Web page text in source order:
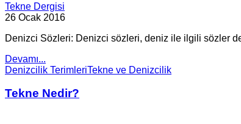
Tekne Dergisi
26 Ocak 2016
Denizci Sözleri: Denizci sözleri, deniz ile ilgili sözler
Devamı...
Denizcilik TerimleriTekne ve Denizcilik
Tekne Nedir?